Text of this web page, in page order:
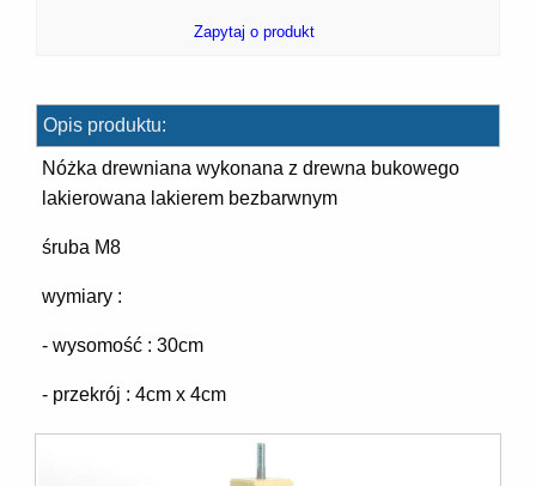
Zapytaj o produkt
Opis produktu:
Nóżka drewniana wykonana z drewna bukowego
lakierowana lakierem bezbarwnym
śruba M8
wymiary :
- wysomość : 30cm
- przekrój : 4cm x 4cm